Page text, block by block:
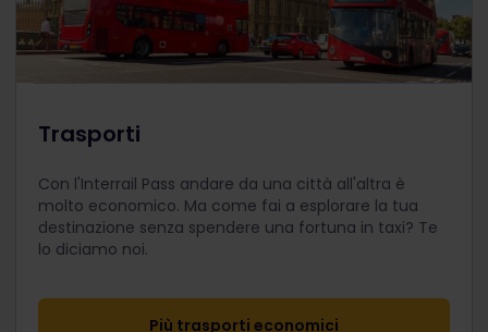
Trasporti
Con l'Interrail Pass andare da una città all'altra è
molto economico. Ma come fai a esplorare la tua
destinazione senza spendere una fortuna in taxi? Te
lo diciamo noi.
Più trasporti economici